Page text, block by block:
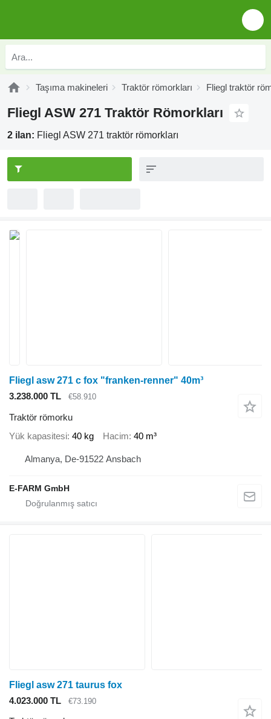
Taşıma makineleri Traktör römorkları Fliegl traktör
Fliegl ASW 271 Traktör Römorkları
2 ilan: Fliegl ASW 271 traktör römorkları
Fliegl asw 271 c fox "franken-renner" 40m³
3.238.000 TL
€58.910
Traktör römorku
Yük kapasitesi 40 kg Hacim 40 m³
Almanya, De-91522 Ansbach
E-FARM GmbH
Fliegl asw 271 taurus fox
4.023.000 TL
€73.190